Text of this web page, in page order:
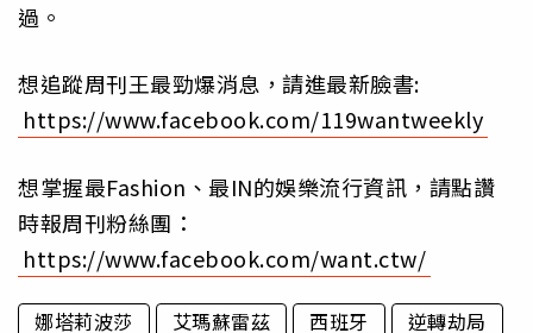
過。
想追蹤周刊王最勁爆消息，請進最新臉書:
https://www.facebook.com/119wantweekly
想掌握最Fashion、最IN的娛樂流行資訊，請點讚
時報周刊粉絲團：
https://www.facebook.com/want.ctw/
娜塔莉波莎 艾瑪蘇雷茲 西班牙 逆轉劫局